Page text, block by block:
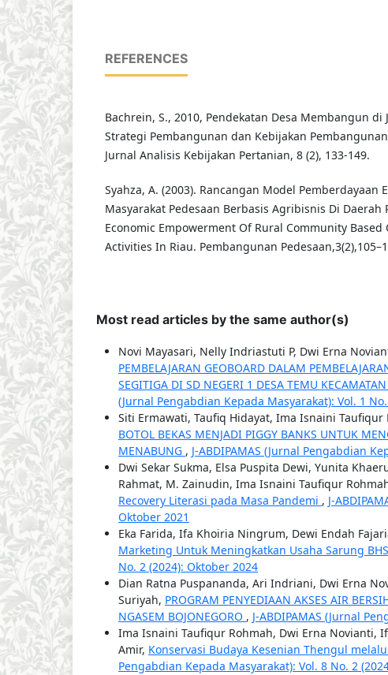
REFERENCES
Bachrein, S., 2010, Pendekatan Desa Membangun di
Strategi Pembangunan dan Kebijakan
Jurnal Analisis Kebijakan Pertanian, 8 (2), 133-149.
Syahza, A. (2003). Rancangan Model Pemberdayaan
Masyarakat Pedesaan Berbasis Agribisnis Di Daerah
Economic Empowerment Of Rural Community Based
Activities In Riau. Pembangunan
Most read articles by the same author(s)
Novi Mayasari, Nelly Indriastuti P, Dwi Erna
PEMBELAJARAN GEOBOARD DALAM
SEGITIGA DI SD NEGERI 1 DESA TEMU
(Jurnal Pengabdian Kepada Masyarakat): Vol. 1
Siti Ermawati, Taufiq Hidayat, Ima Isnaini
BOTOL BEKAS MENJADI PIGGY BANKS UNTUK
MENABUNG , J-ABDIPAMAS (Jurnal Pengabdian
Dwi Sekar Sukma, Elsa Puspita Dewi, Yunita
Rahmat, M. Zainudin, Ima Isnaini Taufiqur
Recovery Literasi pada Masa Pandemi , J-
Oktober 2021
Eka Farida, Ifa Khoiria Ningrum, Dewi Endah
Marketing Untuk Meningkatkan Usaha Sarung BHS
No. 2 (2024): Oktober 2024
Dian Ratna Puspananda, Ari Indriani, Dwi Erna
Suriyah, PROGRAM PENYEDIAAN AKSES AIR
NGASEM BOJONEGORO , J-ABDIPAMAS (Jurnal
Ima Isnaini Taufiqur Rohmah, Dwi Erna Novianti,
Amir, Konservasi Budaya Kesenian Thengul
Pengabdian Kepada Masyarakat): Vol. 8 No. 2